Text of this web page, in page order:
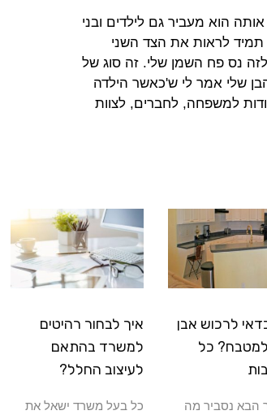
הוא מעביר גם לילדים ובני
לראות את הצד השני
נס פח השמן שלי. זה סוג של
שלי אמר לי ש'כאשר הילדה
למשפחה, לחברים, לצוות
לרכוש אבן
כל
הבא נסביר מה
איך לבחור רהיטים
למשרד בהתאם
לעיצוב החלל?
כל בעל משרד ישאל את